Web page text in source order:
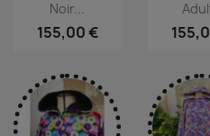
Noir...
155,00 €